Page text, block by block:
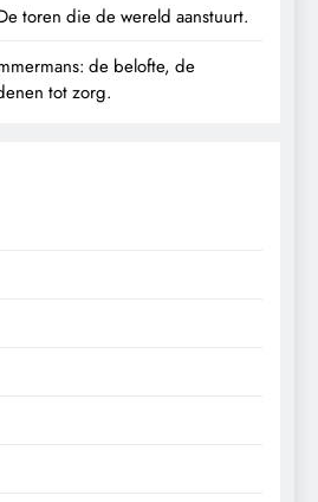
toren die de wereld aanstuurt.
de belofte, de
tot zorg.